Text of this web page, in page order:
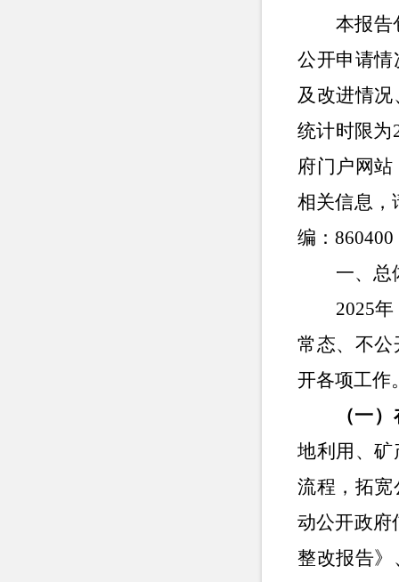
本报告
公开申请
及改进情
统计时限为
府门户网站
相关信息，
编：
一、总
2025
常态、不
开各项工作
（一）
地利用、
流程，拓
动公开政府
整改报告》